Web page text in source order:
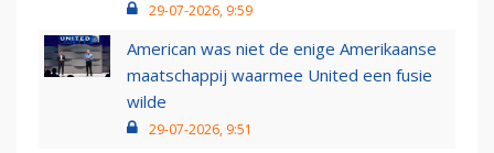
29-07-2026, 9:59
American was niet de enige Amerikaanse
maatschappij waarmee United een fusie
wilde
29-07-2026, 9:51